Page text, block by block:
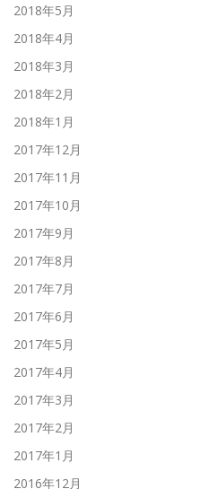
2018年5月
2018年4月
2018年3月
2018年2月
2018年1月
2017年12月
2017年11月
2017年10月
2017年9月
2017年8月
2017年7月
2017年6月
2017年5月
2017年4月
2017年3月
2017年2月
2017年1月
2016年12月